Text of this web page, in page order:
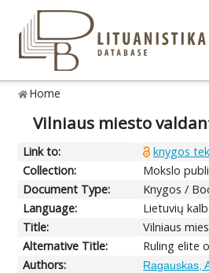
Home
Vilniaus miesto
Link to:
knygos
Collection:
Mokslo
Document Type:
Knygos /
Language:
Lietuvių
Title:
Vilniaus
Alternative Title:
Ruling elite
Authors:
Ragauskas,